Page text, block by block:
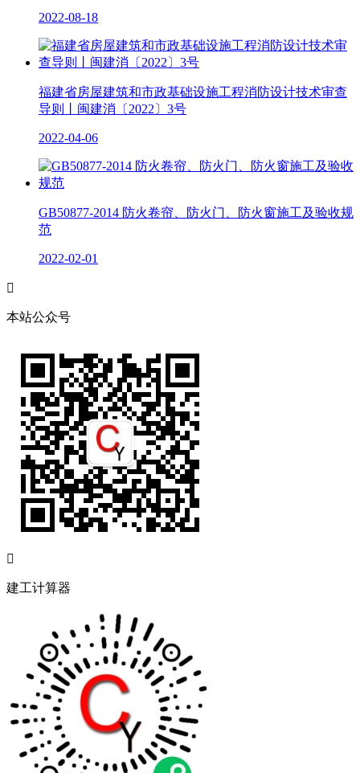
2022-08-18
福建省房屋建筑和市政基础设施工程消防设计技术审查
导则丨闽建消〔2022〕3号
2022-04-06
GB50877-2014 防火卷帘、防火门、防火窗施工及验收规
范
2022-02-01

本站公众号

建工计算器